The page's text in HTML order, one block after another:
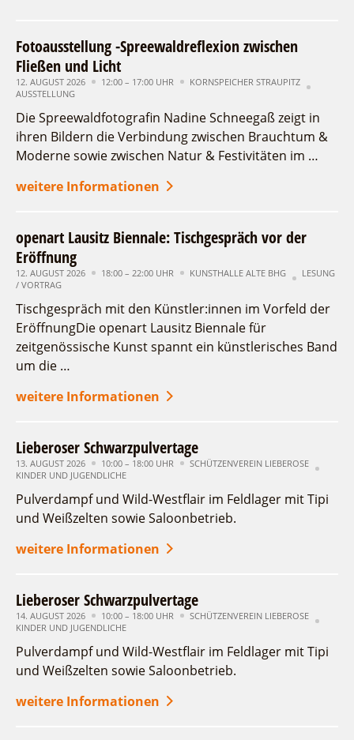
Fotoausstellung -Spreewaldreflexion zwischen
Fließen und Licht
12. AUGUST 2026 12:00 – 17:00 UHR
KORNSPEICHER STRAUPITZ
AUSSTELLUNG
Die Spreewaldfotografin Nadine Schneegaß zeigt in
ihren Bildern die Verbindung zwischen Brauchtum &
Moderne sowie zwischen Natur & Festivitäten im …
weitere Informationen
openart Lausitz Biennale: Tischgespräch vor der
Eröffnung
12. AUGUST 2026 18:00 – 22:00 UHR KUNSTHALLE ALTE BHG
LESUNG
/ VORTRAG
Tischgespräch mit den Künstler:innen im Vorfeld der
EröffnungDie openart Lausitz Biennale für
zeitgenössische Kunst spannt ein künstlerisches Band
um die …
weitere Informationen
Lieberoser Schwarzpulvertage
13. AUGUST 2026 10:00 – 18:00 UHR
SCHÜTZENVEREIN LIEBEROSE
KINDER UND JUGENDLICHE
Pulverdampf und Wild-Westflair im Feldlager mit Tipi
und Weißzelten sowie Saloonbetrieb.
weitere Informationen
Lieberoser Schwarzpulvertage
14. AUGUST 2026 10:00 – 18:00 UHR
SCHÜTZENVEREIN LIEBEROSE
KINDER UND JUGENDLICHE
Pulverdampf und Wild-Westflair im Feldlager mit Tipi
und Weißzelten sowie Saloonbetrieb.
weitere Informationen